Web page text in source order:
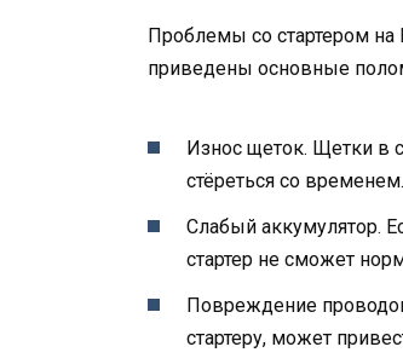
Проблемы со стартером
приведены основные
Износ щеток. Щетки в
стёреться со
Слабый аккумулятор.
стартер не сможет
Повреждение
стартеру, может